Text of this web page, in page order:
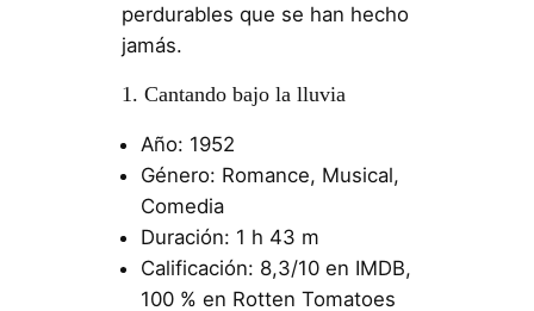
perdurables que se han hecho
jamás.
1. Cantando bajo la lluvia
Año: 1952
Género: Romance, Musical,
Comedia
Duración: 1 h 43 m
Calificación: 8,3/10 en IMDB,
100 % en Rotten Tomatoes